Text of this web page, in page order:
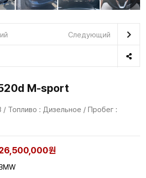
Следующий
M-sport
/ Топливо : Дизельное / Пробег :
원